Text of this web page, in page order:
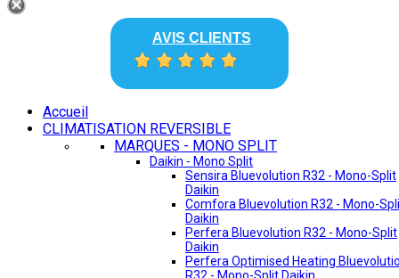
AVIS CLIENTS
Accueil
CLIMATISATION REVERSIBLE
MARQUES - MONO SPLIT
Daikin - Mono Split
Sensira Bluevolution R32 - Mono-Split
Daikin
Comfora Bluevolution R32 - Mono-
Daikin
Perfera Bluevolution R32 - Mono-Split
Daikin
Perfera Optimised Heating